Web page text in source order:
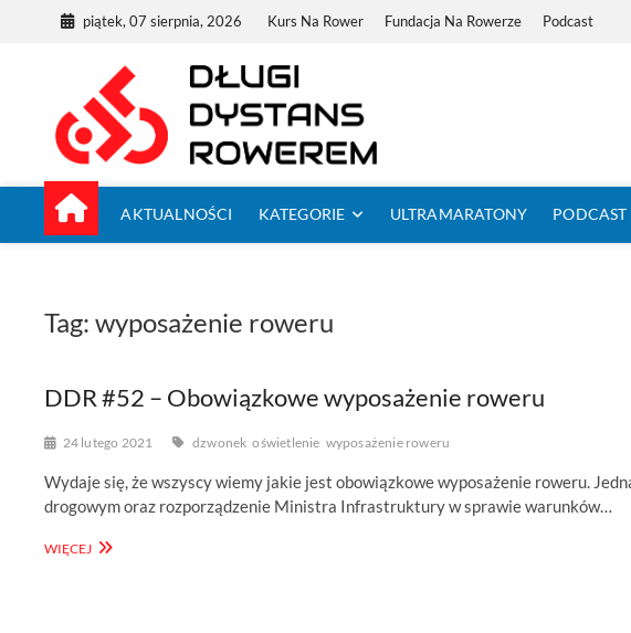
piątek, 07 sierpnia, 2026 Kurs Na Rower Fundacja Na Rowerze Podcast
AKTUALNOŚCI KATEGORIE ULTRAMARATONY PODCAST
Tag:wyposażenie roweru
DDR #52 – Obowiązkowe wyposażenie roweru
24 lutego 2021 dzwonek oświetlenie wyposażenie roweru
Wydaje się, że wszyscy wiemy jakie jest obowiązkowe wyposażenie roweru.
drogowym oraz rozporządzenie Ministra Infrastruktury w sprawie warunków…
WIĘCEJDDR